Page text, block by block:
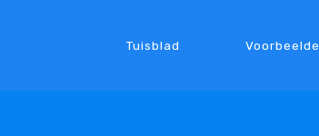
Tuisblad Voorbeelde